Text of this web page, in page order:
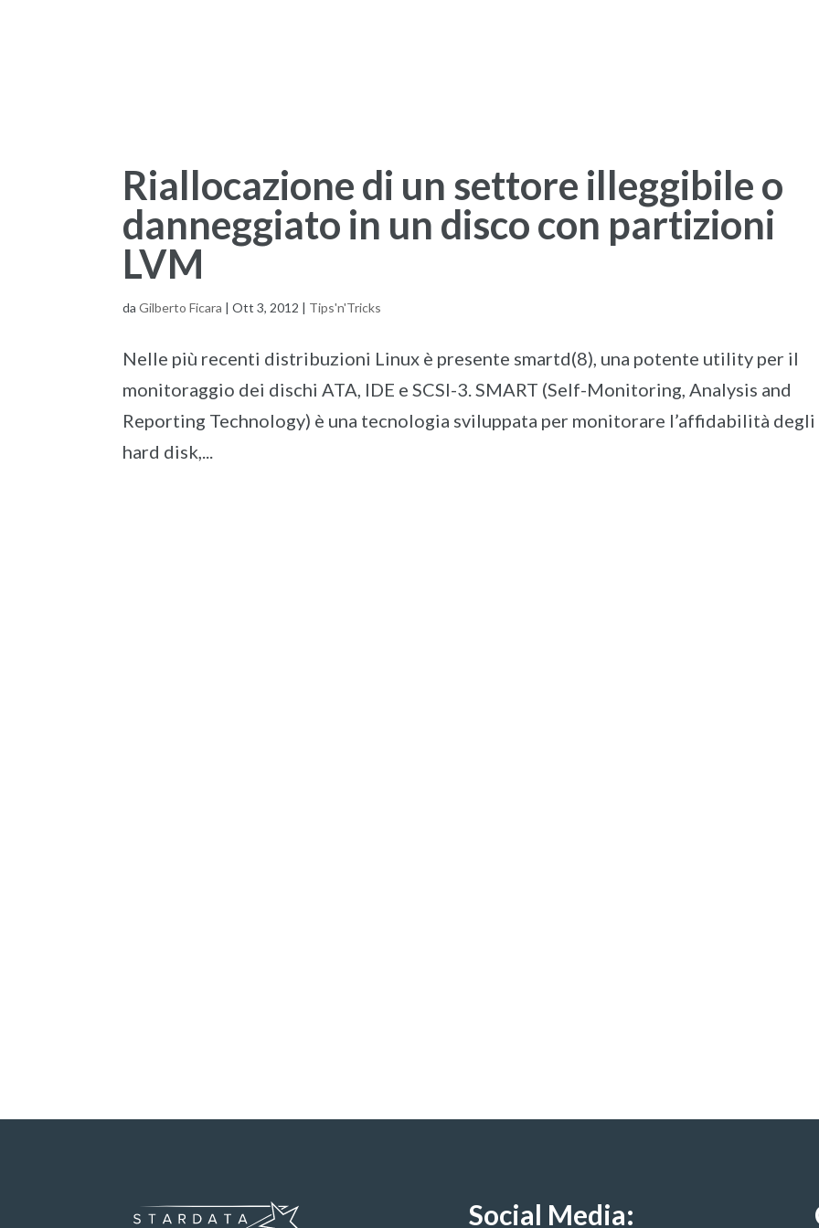
Riallocazione di un settore illeggibile o
danneggiato in un disco con partizioni
LVM
daGilberto Ficara |Ott 3, 2012 | Tips'n'Tricks
Nelle più recenti distribuzioni Linux è presente smartd(8), una potente utility per il
monitoraggio dei dischi ATA, IDE e SCSI-3. SMART (Self-Monitoring, Analysis and
Reporting Technology) è una tecnologia sviluppata per monitorare l’affidabilità degli
hard disk,...
Social Media: